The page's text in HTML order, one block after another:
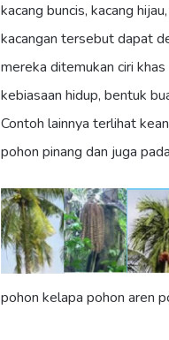
kacang buncis, kacang
kacangan tersebut dapat
mereka ditemukan ciri
kebiasaan hidup, bentuk
Contoh lainnya terlihat
pohon pinang dan juga
pohon kelapa pohon aren